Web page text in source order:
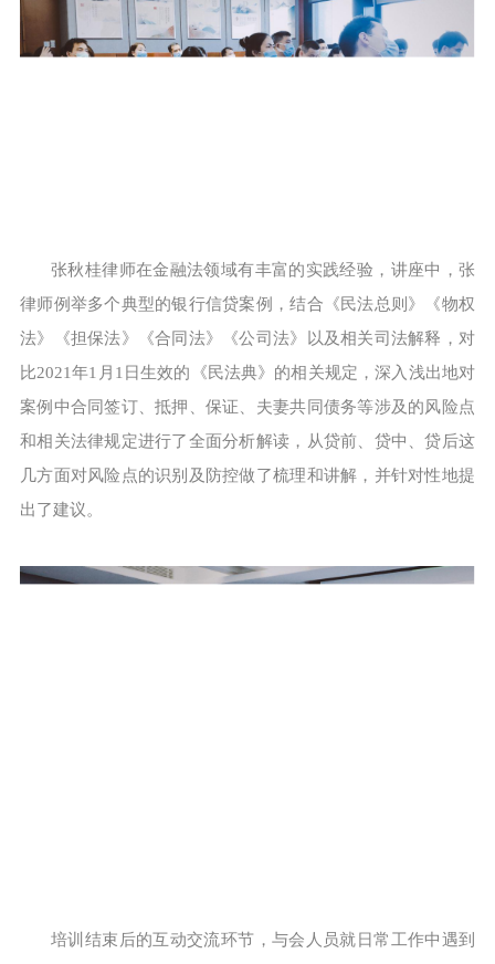
张秋桂律师在金融法领域有丰富的实践经验，讲座中，张
律师例举多个典型的银行信贷案例，结合《民法总则》《物权
法》《担保法》《合同法》《公司法》以及相关司法解释，对
比2021年1月1日生效的《民法典》的相关规定，深入浅出地对
案例中合同签订、抵押、保证、夫妻共同债务等涉及的风险点
和相关法律规定进行了全面分析解读，从贷前、贷中、贷后这
几方面对风险点的识别及防控做了梳理和讲解，并针对性地提
出了建议。
培训结束后的互动交流环节，与会人员就日常工作中遇到